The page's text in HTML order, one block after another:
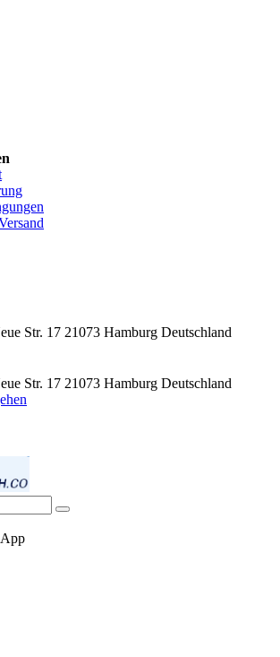
Str. 17 21073 Hamburg Deutschland
Str. 17 21073 Hamburg Deutschland